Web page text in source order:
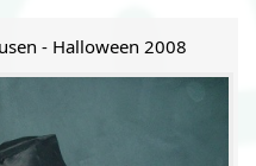
- Halloween 2008